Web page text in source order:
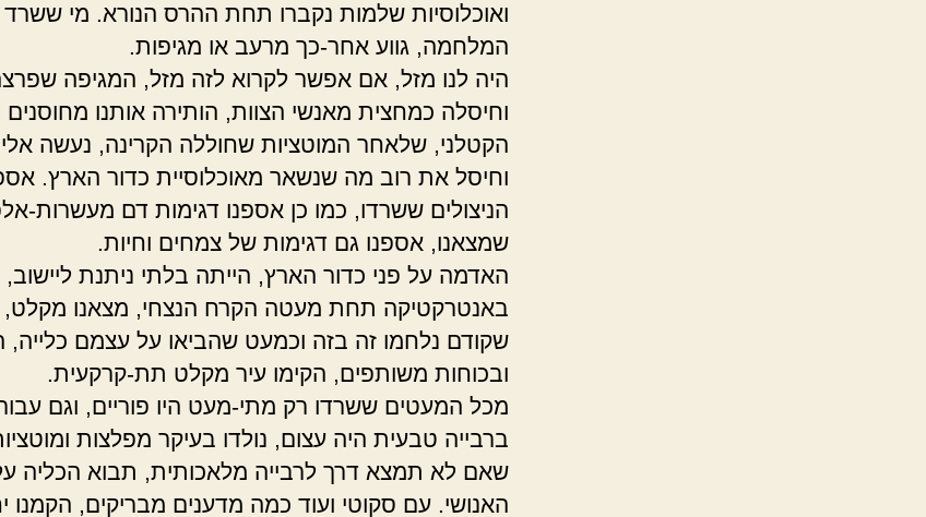
ואוכלוסיות שלמות נקברו תחת ההרס הנורא. מי
המלחמה, גווע אחר-כך מרעב או מגיפות.
היה לנו מזל, אם אפשר לקרוא לזה מזל, המגיפה
וחיסלה כמחצית מאנשי הצוות, הותירה אותנו מחוסנים
הקטלני, שלאחר המוטציות שחוללה הקרינה, נעשה
וחיסל את רוב מה שנשאר מאוכלוסיית כדור הארץ.
הניצולים ששרדו, כמו כן אספנו דגימות דם מעשרות-
שמצאנו, אספנו גם דגימות של צמחים וחיות.
האדמה על פני כדור הארץ, הייתה בלתי ניתנת ליישוב,
באנטרקטיקה תחת מעטה הקרח הנצחי, מצאנו מקלט,
שקודם נלחמו זה בזה וכמעט שהביאו על עצמם כלייה,
ובכוחות משותפים, הקימו עיר מקלט תת-קרקעית.
מכל המעטים ששרדו רק מתי-מעט היו פוריים, וגם
ברבייה טבעית היה עצום, נולדו בעיקר מפלצות
שאם לא תמצא דרך לרבייה מלאכותית, תבוא הכליה
האנושי. עם סקוטי ועוד כמה מדענים מבריקים, הקמנו